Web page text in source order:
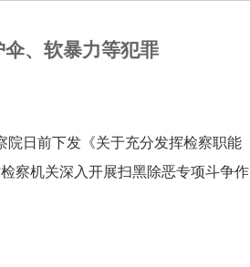
、软暴力等犯罪
院日前下发《关于充分发挥检察职能
察机关深入开展扫黑除恶专项斗争作